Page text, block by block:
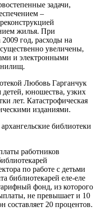
задачи,
–
жилья. При
год, расходы на
увеличены,
и электронными
Любовь Гарганчук
юношества, узких
лет. Катастрофическая
изданиями.
библиотеки
работников
по работе с детьми
библиотекарей еле-еле
фонд, из которого
не превышает и 10
составляет 20 процентов.